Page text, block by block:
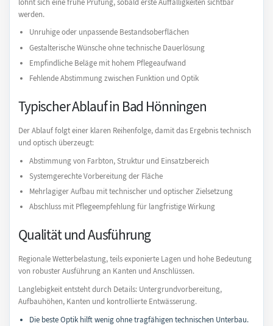
werden.
Unruhige oder unpassende Bestandsoberflächen
Gestalterische Wünsche ohne technische Dauerlösung
Empfindliche Beläge mit hohem Pflegeaufwand
Fehlende Abstimmung zwischen Funktion und Optik
Typischer Ablauf in Bad Hönningen
Der Ablauf folgt einer klaren Reihenfolge, damit das Ergebnis technisch
und optisch überzeugt:
Abstimmung von Farbton, Struktur und Einsatzbereich
Systemgerechte Vorbereitung der Fläche
Mehrlagiger Aufbau mit technischer und optischer Zielsetzung
Abschluss mit Pflegeempfehlung für langfristige Wirkung
Qualität und Ausführung
Regionale Wetterbelastung, teils exponierte Lagen und hohe Bedeutung
von robuster Ausführung an Kanten und Anschlüssen.
Langlebigkeit entsteht durch Details: Untergrundvorbereitung,
Aufbauhöhen, Kanten und kontrollierte Entwässerung.
Die beste Optik hilft wenig ohne tragfähigen technischen Unterbau.